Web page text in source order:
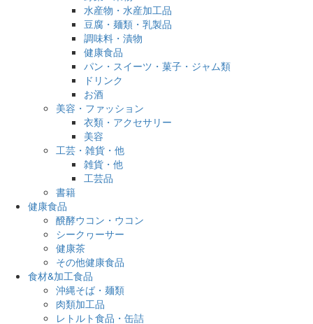
水産物・水産加工品
豆腐・麺類・乳製品
調味料・漬物
健康食品
パン・スイーツ・菓子・ジャム類
ドリンク
お酒
美容・ファッション
衣類・アクセサリー
美容
工芸・雑貨・他
雑貨・他
工芸品
書籍
健康食品
醗酵ウコン・ウコン
シークヮーサー
健康茶
その他健康食品
食材&加工食品
沖縄そば・麺類
肉類加工品
レトルト食品・缶詰